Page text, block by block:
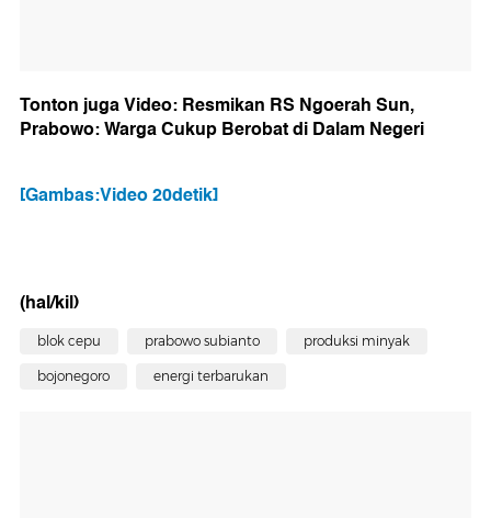
Tonton juga Video: Resmikan RS NgoerahSun,
Prabowo: Warga Cukup Berobat di Dalam Negeri
[Gambas:Video 20detik]
(hal/kil)
blok cepu prabowo subianto produksi minyak
bojonegoro energi terbarukan